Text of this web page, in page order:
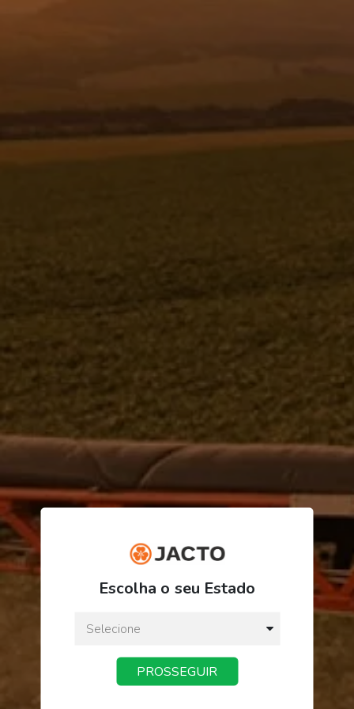
MANG ARREF 20R4 D-2_EPDM
R$ 621,85
ou3xde R$ 207,28
Preço a vista:
Escolha o seu Estado
PROSSEGUIR